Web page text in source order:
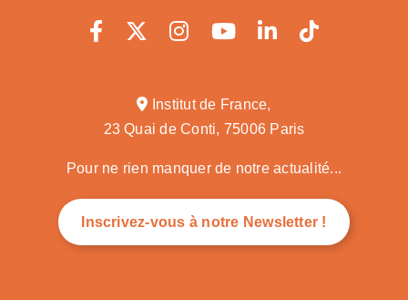
Institut de France,
23 Quai de Conti, 75006 Paris
Pour ne rien manquer de notre actualité...
Inscrivez-vous à notre Newsletter !